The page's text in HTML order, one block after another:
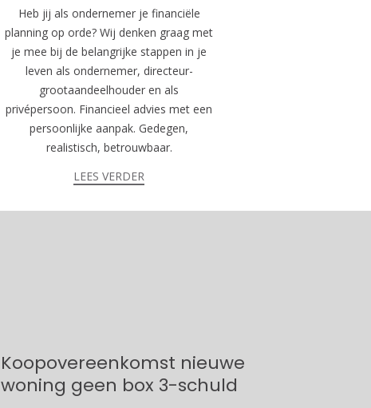
Heb jij als ondernemer je financiële
planning op orde? Wij denken graag met
je mee bij de belangrijke stappen in je
leven als ondernemer, directeur-
grootaandeelhouder en als
privépersoon. Financieel advies met een
persoonlijke aanpak. Gedegen,
realistisch, betrouwbaar.
LEES VERDER
Koopovereenkomst nieuwe
woning geen box 3-schuld